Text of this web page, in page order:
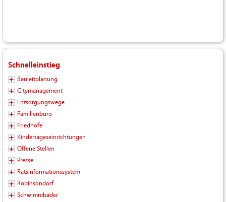
Schnelleinstieg
Bauleitplanung
Citymanagement
Entsorgungswege
Familienbüro
Friedhöfe
Kindertageseinrichtungen
Offene Stellen
Presse
Ratsinformationssystem
Robinsondorf
Schwimmbäder